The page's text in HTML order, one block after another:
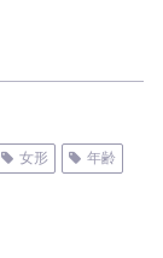
女形
年齢